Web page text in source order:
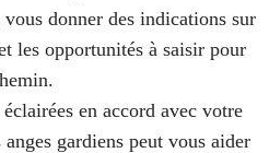
donner des indications sur
les opportunités à saisir pour
en accord avec votre
gardiens peut vous aider